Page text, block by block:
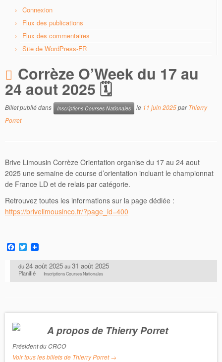
Connexion
Flux des publications
Flux des commentaires
Site de WordPress-FR
Corrèze O’Week du 17 au
24 aout 2025 🗓
Billet publié dans Inscriptions Courses Nationales le 11 juin 2025parThierry
Porret
Brive Limousin Corrèze Orientation organise du 17 au 24 aout
2025 une semaine de course d’orientation incluant le championnat
de France LD et de relais par catégorie.
Retrouvez toutes les informations sur la page dédiée :
https://brivelimousinco.fr/?page_id=400
F
a
c
e
b
T
w
i
t
t
du 24 août 2025 au 31 août 2025
Planifié Inscriptions Courses Nationales
A propos de Thierry Porret
Président du CRCO
Voir tous les billets de Thierry Porret→